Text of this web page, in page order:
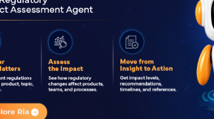
Newsletter
Sensibilizzazione
Materiale
promozionale